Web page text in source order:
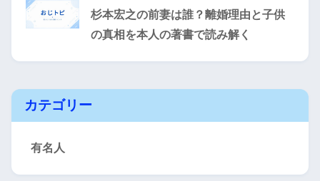
杉本宏之の前妻は誰？離婚理由と子供
の真相を本人の著書で読み解く
カテゴリー
有名人